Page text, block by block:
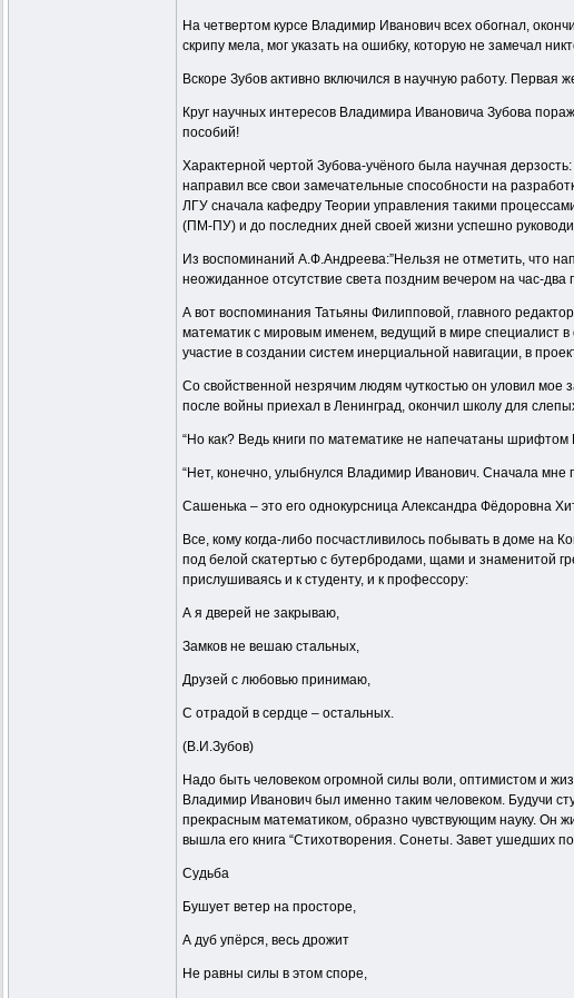
На четвертом курсе Владимир Иванович всех обогнал,
скрипу мела, мог указать на ошибку, которую не замечал
Вскоре Зубов активно включился в научную работу.
Круг научных интересов Владимира Ивановича Зубова
пособий!
Характерной чертой Зубова-учёного была научная
направил все свои замечательные способности на
ЛГУ сначала кафедру Теории управления такими
(ПМ-ПУ) и до последних дней своей жизни успешно
Из воспоминаний А.Ф.Андреева:”Нельзя не отметить, что
неожиданное отсутствие света поздним вечером на час-
А вот воспоминания Татьяны Филипповой, главного
математик с мировым именем, ведущий в мире специалист в
участие в создании систем инерциальной навигации, в
Со свойственной незрячим людям чуткостью он уловил мое
после войны приехал в Ленинград, окончил школу для
“Но как? Ведь книги по математике не напечатаны
“Нет, конечно, улыбнулся Владимир Иванович. Сначала мне
Сашенька – это его однокурсница Александра Фёдоровна
Все, кому когда-либо посчастливилось побывать в доме
под белой скатертью с бутербродами, щами и знаменитой
прислушиваясь и к студенту, и к профессору:
А я дверей не закрываю,
Замков не вешаю стальных,
Друзей с любовью принимаю,
С отрадой в сердце – остальных.
(В.И.Зубов)
Надо быть человеком огромной силы воли, оптимистом и
Владимир Иванович был именно таким человеком. Будучи
прекрасным математиком, образно чувствующим науку. Он
вышла его книга “Стихотворения. Сонеты. Завет ушедших
Судьба
Бушует ветер на просторе,
А дуб упёрся, весь дрожит
Не равны силы в этом споре,